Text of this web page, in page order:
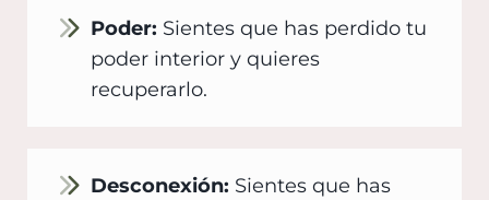
Poder: Sientes que has perdido tu
poder interior y quieres
recuperarlo.
Desconexión: Sientes que has